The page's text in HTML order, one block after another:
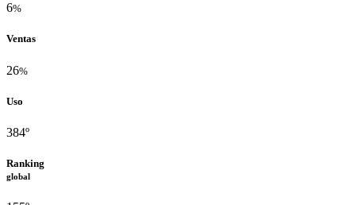
6%
Ventas
26%
Uso
384º
Ranking
global